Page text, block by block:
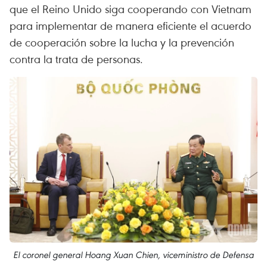
que el Reino Unido siga cooperando con Vietnam
para implementar de manera eficiente el acuerdo
de cooperación sobre la lucha y la prevención
contra la trata de personas.
El coronel general Hoang Xuan Chien, viceministro de Defensa